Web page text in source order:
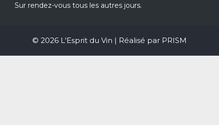
Sur rendez-vous tous les autres jours.
© 2026 L'Esprit du Vin | Réalisé par PRISM